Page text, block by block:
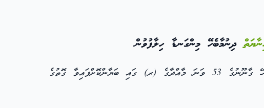
ދިނުމާބެހޭ މިންގަނޑާ ހިލާފުވުން
(ހ) ގަވާއިދުގެ 5 ވަނަ މާއްދާގެ (ހ) އަދި (ށ) އާއި ހިލާފުވާ ވަޒީފާދޭ ފަރާތްތަކާ މެދު އަމަލުކުރެވޭނީ ވަޒީފާއާބެހޭ ގާނޫނުގެ 53 ވަނަ މާއްދާގެ (ރ) ގައި ބަޔާންކޮށްފައިވާ ގޮތުގެ